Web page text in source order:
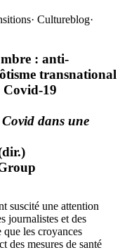
· Cultureblog·
: anti-
transnational
dans une
suscité une attention
journalistes et des
que les croyances
des mesures de santé